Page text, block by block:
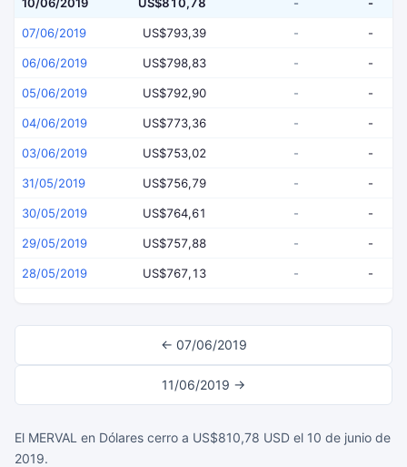
07/06/2019 US$793,39 - -
06/06/2019 US$798,83 - -
05/06/2019 US$792,90 - -
04/06/2019 US$773,36 - -
03/06/2019 US$753,02 - -
31/05/2019 US$756,79 - -
30/05/2019 US$764,61 - -
29/05/2019 US$757,88 - -
28/05/2019 US$767,13 - -
← 07/06/2019
11/06/2019 →
El MERVAL en Dólares cerro a US$810,78 USD el 10 de junio de
2019.